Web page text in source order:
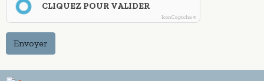
CLIQUEZ POUR VALIDER
IconCaptcha ©
Envoyer